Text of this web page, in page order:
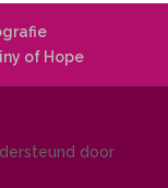
of Hope
door